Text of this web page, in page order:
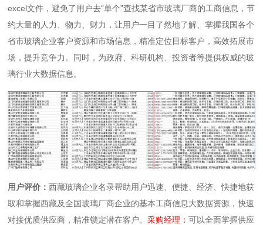
excel文件，避免了用户去“单个”查找某省市玻璃厂商的工商信息，节
约大量的人力、物力、财力，让用户一目了然地了解、掌握我国各个
省市玻璃企业客户资源和市场信息，精准定位目标客户，高效拓展市
场，提升竞争力。同时，为政府、科研机构、投资者等提供权威的玻
璃行业大数据信息。
用户评价：西藏玻璃企业名录帮助用户迅速、便捷、经济、快捷地获
取和掌握西藏及全国玻璃厂商企业的基本工商信息大数据资源，快速
对接优质供应商，精准锁定潜在客户。采购经理：可以全面掌握供应